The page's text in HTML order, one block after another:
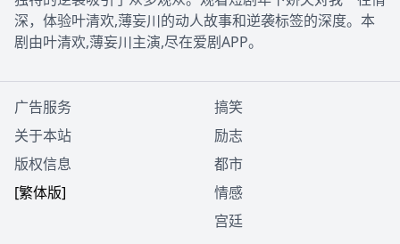
深，体验叶清欢,薄妄川的动人故事和逆袭标签的深度。本
剧由叶清欢,薄妄川主演,尽在爱剧APP。
广告服务
关于本站
版权信息
[繁体版]
搞笑
励志
都市
情感
宫廷